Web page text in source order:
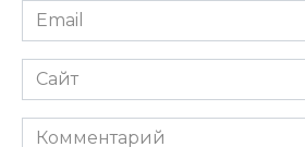
Email
*
Сайт
Комментарий